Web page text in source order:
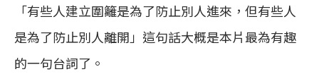
「有些人建立圍籬是為了防止別人進來，但有些人
是為了防止別人離開」這句話大概是本片最為有趣
的一句台詞了。